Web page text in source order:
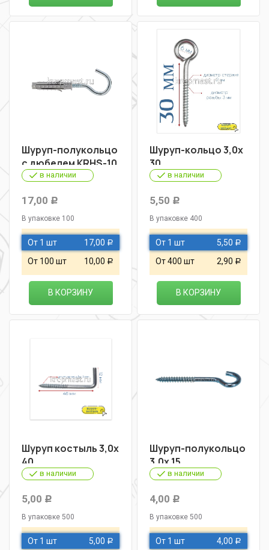
Шуруп-полукольцо
с дюбелем KRHS-10
в наличии
17,00 Р
В упаковке 100
От 1 шт 17,00 Р
От 100 шт 10,00 Р
В КОРЗИНУ
Шуруп-кольцо 3,0х
30
в наличии
5,50 Р
В упаковке 400
От 1 шт 5,50 Р
От 400 шт 2,90 Р
В КОРЗИНУ
Шуруп костыль 3,0х
40
в наличии
5,00 Р
В упаковке 500
От 1 шт 5,00 Р
Шуруп-полукольцо
3,0х 15
в наличии
4,00 Р
В упаковке 500
От 1 шт 4,00 Р